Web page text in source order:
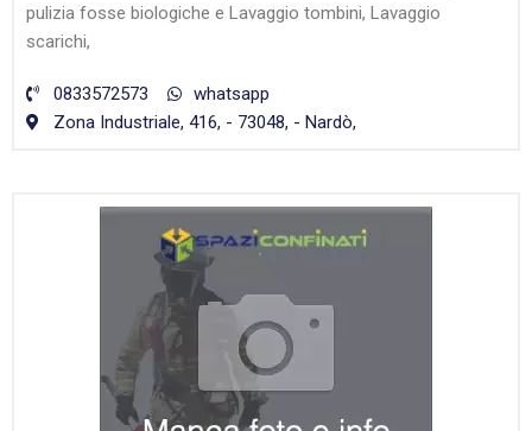
pulizia fosse biologiche e Lavaggio tombini, Lavaggio
scarichi,
0833572573
whatsapp
Zona Industriale, 416, - 73048, - Nardò,